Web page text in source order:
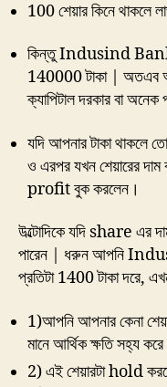
100 শেয়ার কিনে
কিন্তু Indusind Bank
140000 টাকা | অতএব
ক্যাপিটাল দরকার বা অনেক
যদি আপনার টাকা থাকলে
ও এরপর যখন শেয়ারের
profit বুক করলেন।
উল্টোদিকে যদি share এর
পারেন | ধরুন আপনি
প্রতিটা 1400 টাকা দরে,
1)আপনি আপনার কেনা
মানে আর্থিক ক্ষতি সহ্য
2) এই শেয়ারটা hold